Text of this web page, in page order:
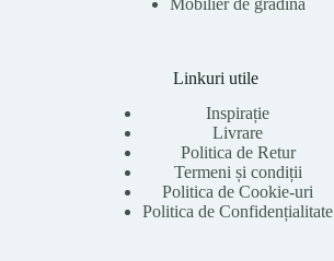
Linkuri utile
Inspirație
Livrare
Politica de Retur
Termeni și condiții
Politica de Cookie-uri
Politica de Confidențialitate